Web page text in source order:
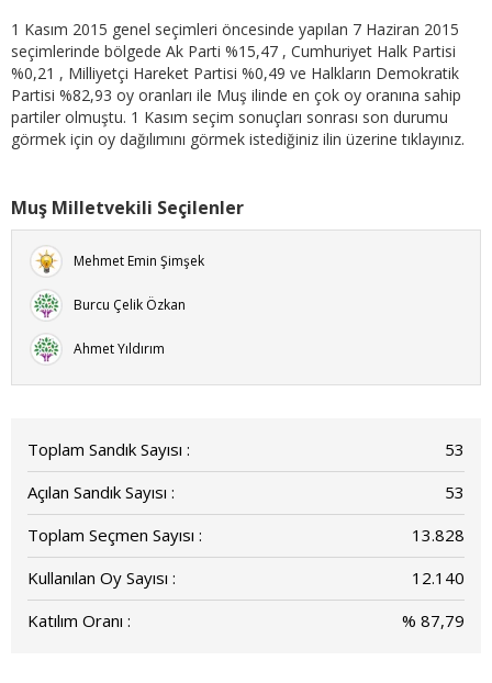
1 Kasım 2015 genel seçimleri öncesinde yapılan 7 Haziran 2015
seçimlerinde bölgede Ak Parti %15,47 , Cumhuriyet Halk Partisi
%0,21 , Milliyetçi Hareket Partisi %0,49 ve Halkların Demokratik
Partisi %82,93 oy oranları ile Muş ilinde en çok oy oranına sahip
partiler olmuştu. 1 Kasım seçim sonuçları sonrası son durumu
görmek için oy dağılımını görmek istediğiniz ilin üzerine tıklayınız.
Muş Milletvekili Seçilenler
Mehmet Emin Şimşek
Burcu Çelik Özkan
Ahmet Yıldırım
Toplam Sandık Sayısı :
53
Açılan Sandık Sayısı :
53
Toplam Seçmen Sayısı :
13.828
Kullanılan Oy Sayısı :
12.140
Katılım Oranı :
% 87,79